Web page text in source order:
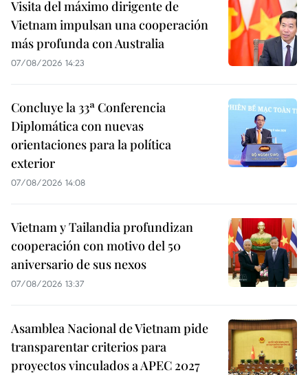
Visita del máximo dirigente de
Vietnam impulsan una cooperación
más profunda con Australia
07/08/2026 14:23
Concluye la 33ª Conferencia
Diplomática con nuevas
orientaciones para la política
exterior
07/08/2026 14:08
Vietnam y Tailandia profundizan
cooperación con motivo del 50
aniversario de sus nexos
07/08/2026 13:37
Asamblea Nacional de Vietnam pide
transparentar criterios para
proyectos vinculados a APEC 2027